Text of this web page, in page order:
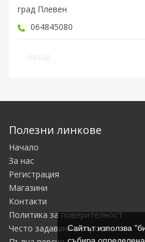
Сайтът използва
събира
град Плевен
064845080
Полезни линкове
Начало
За нас
Регистрация
Магазини
Контакти
Политика за поверителност
Често задавани въпроси